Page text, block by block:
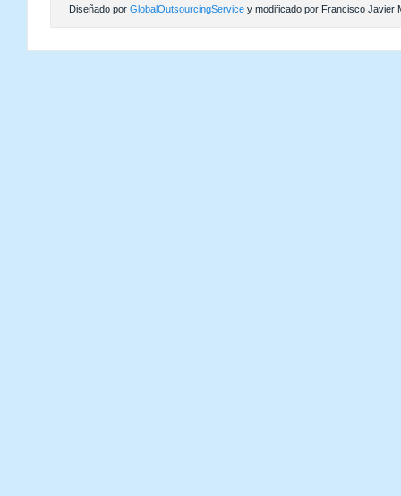
Diseñado por GlobalOutsourcingService y modificado por Francisco Javier